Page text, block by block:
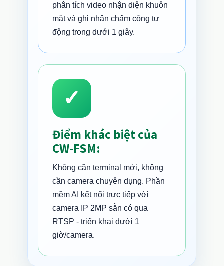
phân tích video nhận diện khuôn
mặt và ghi nhận chấm công tự
động trong dưới 1 giây.
✓
Điểm khác biệt của
CW-FSM:
Không cần terminal mới, không
cần camera chuyên dụng. Phần
mềm AI kết nối trực tiếp với
camera IP 2MP sẵn có qua
RTSP - triển khai dưới 1
giờ/camera.